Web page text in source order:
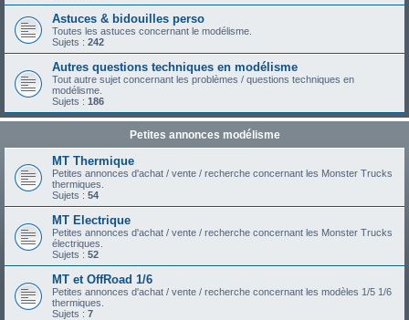
Astuces & bidouilles perso
Toutes les astuces concernant le modélisme.
Sujets : 242
Autres questions techniques en modélisme
Tout autre sujet concernant les problèmes / questions techniques en
modélisme.
Sujets : 186
Petites annonces modélisme
MT Thermique
Petites annonces d'achat / vente / recherche concernant les Monster Trucks
thermiques.
Sujets : 54
MT Electrique
Petites annonces d'achat / vente / recherche concernant les Monster Trucks
électriques.
Sujets : 52
MT et OffRoad 1/6
Petites annonces d'achat / vente / recherche concernant les modèles 1/5 1/6
thermiques.
Sujets : 7